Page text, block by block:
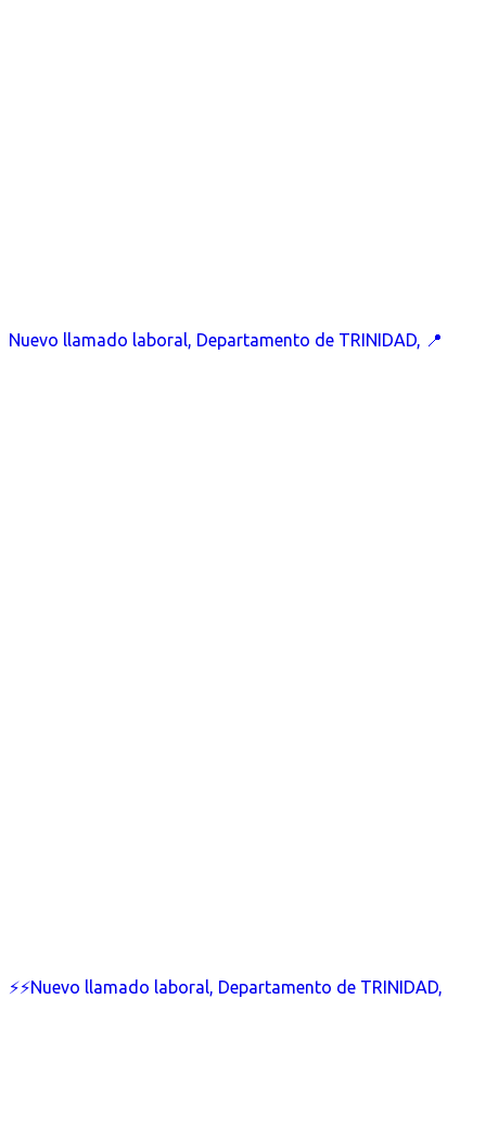
Nuevo llamado laboral, Departamento de TRINIDAD, 📍
⚡⚡Nuevo llamado laboral, Departamento de TRINIDAD,